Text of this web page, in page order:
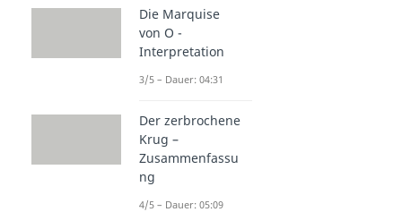
Die Marquise
von O -
Interpretation
3/5 – Dauer: 04:31
Der zerbrochene
Krug –
Zusammenfassu
ng
4/5 – Dauer: 05:09